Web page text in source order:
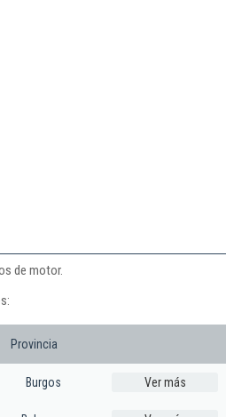
de motor.
Provincia
Burgos Ver más